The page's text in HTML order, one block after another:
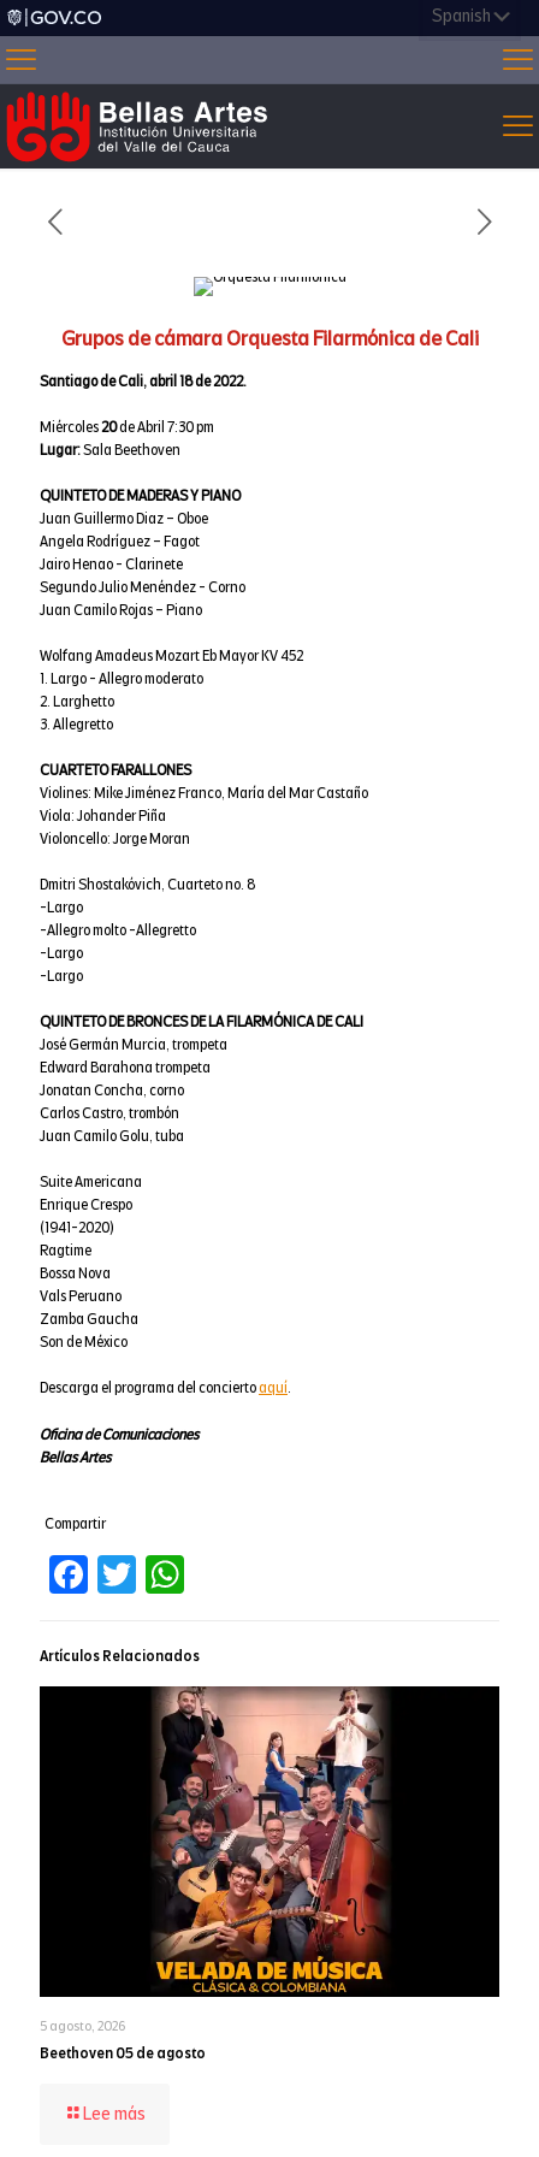
Grupos de cámara Orquesta Filarmónica de Cali
Santiago de Cali, abril 18 de 2022.
Miércoles20de Abril 7:30 pm
Lugar:Sala Beethoven
QUINTETO DE MADERAS Y PIANO
Juan Guillermo Diaz – Oboe
Angela Rodríguez – Fagot
Jairo Henao - Clarinete
Segundo Julio Menéndez - Corno
Juan Camilo Rojas – Piano
Wolfang Amadeus Mozart Eb Mayor KV 452
1. Largo - Allegro moderato
2. Larghetto
3. Allegretto
CUARTETO FARALLONES
Violines: Mike Jiménez Franco, María del Mar Castaño
Viola: Johander Piña
Violoncello: Jorge Moran
Dmitri Shostakóvich, Cuarteto no. 8
-Largo
-Allegro molto -Allegretto
-Largo
-Largo
QUINTETO DE BRONCES DE LA FILARMÓNICA DE CALI
José Germán Murcia, trompeta
Edward Barahona trompeta
Jonatan Concha, corno
Carlos Castro, trombón
Juan Camilo Golu, tuba
Suite Americana
Enrique Crespo
(1941-2020)
Ragtime
Bossa Nova
Vals Peruano
Zamba Gaucha
Son de México
Descarga el programa del conciertoaquí.
Oficina de Comunicaciones
Bellas Artes
Compartir
Facebook
TwitterWhatsApp
Artículos Relacionados
5 agosto, 2026
Beethoven 05 de agosto
Lee más